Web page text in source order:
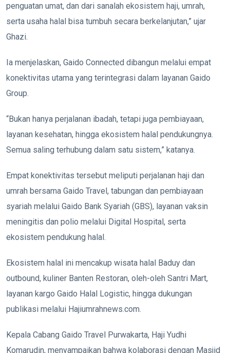
penguatan umat, dan dari sanalah ekosistem haji, umrah,
serta usaha halal bisa tumbuh secara berkelanjutan,” ujar
Ghazi.
Ia menjelaskan, Gaido Connected dibangun melalui empat
konektivitas utama yang terintegrasi dalam layanan Gaido
Group.
“Bukan hanya perjalanan ibadah, tetapi juga pembiayaan,
layanan kesehatan, hingga ekosistem halal pendukungnya.
Semua saling terhubung dalam satu sistem,” katanya.
Empat konektivitas tersebut meliputi perjalanan haji dan
umrah bersama Gaido Travel, tabungan dan pembiayaan
syariah melalui Gaido Bank Syariah (GBS), layanan vaksin
meningitis dan polio melalui Digital Hospital, serta
ekosistem pendukung halal.
Ekosistem halal ini mencakup wisata halal Baduy dan
outbound, kuliner Banten Restoran, oleh-oleh Santri Mart,
layanan kargo Gaido Halal Logistic, hingga dukungan
publikasi melalui Hajiumrahnews.com.
Kepala Cabang Gaido Travel Purwakarta, Haji Yudhi
Komarudin, menyampaikan bahwa kolaborasi dengan Masjid